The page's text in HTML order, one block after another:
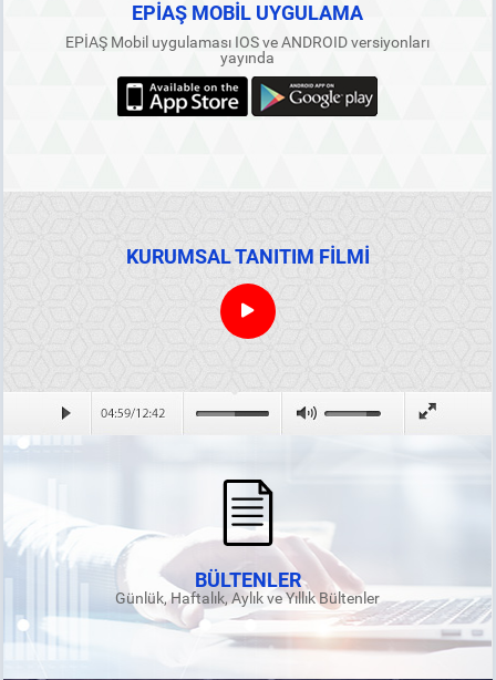
EPİAŞ MOBİL UYGULAMA
EPİAŞ Mobil uygulaması IOS ve ANDROID versiyonları
yayında
KURUMSAL TANITIM FİLMİ
BÜLTENLER
Günlük, Haftalık, Aylık ve Yıllık Bültenler